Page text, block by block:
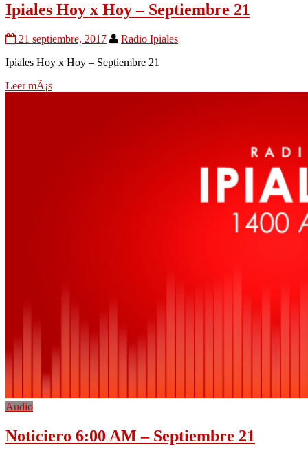
Ipiales Hoy x Hoy – Septiembre 21
21 septiembre, 2017
Radio Ipiales
Ipiales Hoy x Hoy – Septiembre 21
Leer mÃ¡s
Audio
Noticiero 6:00 AM – Septiembre 21